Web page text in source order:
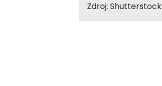
Zdroj: Shutterstock